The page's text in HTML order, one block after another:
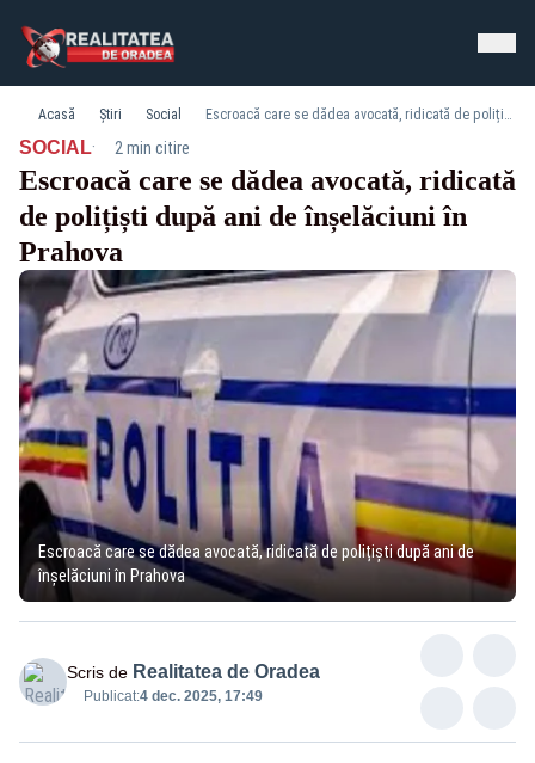
Acasă Știri Social Escroacă care se dădea avocată, ridicată de polițiști după ani de înșelăciuni în Prahova
SOCIAL· 2 min citire
Escroacă care se dădea avocată, ridicată
de polițiști după ani de înșelăciuni în
Prahova
Escroacă care se dădea avocată, ridicată de polițiști după ani de
înșelăciuni în Prahova
Scris de Realitatea de Oradea
Publicat:4 dec. 2025, 17:49